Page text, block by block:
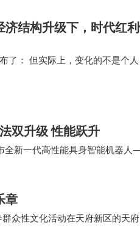
结构升级下，时代红
了： 但实际上，变化的不是个
双升级 性能跃升
全新一代高性能具身智能机器
章
众性文化活动在天府新区的天
现场观众奉献了一场融…